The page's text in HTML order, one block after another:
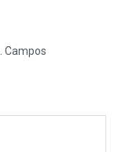
Campos